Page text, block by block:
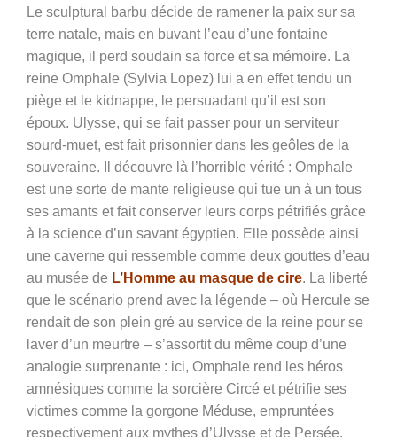
Le sculptural barbu décide de ramener la paix sur sa
terre natale, mais en buvant l’eau d’une fontaine
magique, il perd soudain sa force et sa mémoire. La
reine Omphale (Sylvia Lopez) lui a en effet tendu un
piège et le kidnappe, le persuadant qu’il est son
époux. Ulysse, qui se fait passer pour un serviteur
sourd-muet, est fait prisonnier dans les geôles de la
souveraine. Il découvre là l’horrible vérité : Omphale
est une sorte de mante religieuse qui tue un à un tous
ses amants et fait conserver leurs corps pétrifiés grâce
à la science d’un savant égyptien. Elle possède ainsi
une caverne qui ressemble comme deux gouttes d’eau
au musée de L’Homme au masque de cire. La liberté
que le scénario prend avec la légende – où Hercule se
rendait de son plein gré au service de la reine pour se
laver d’un meurtre – s’assortit du même coup d’une
analogie surprenante : ici, Omphale rend les héros
amnésiques comme la sorcière Circé et pétrifie ses
victimes comme la gorgone Méduse, empruntées
respectivement aux mythes d’Ulysse et de Persée.